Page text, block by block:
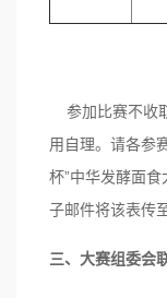
参加比赛不收
用自理。请各参
杯”中华发酵面
子邮件将该表传
三、 大赛组委会